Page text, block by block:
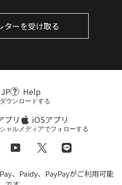
ターを受け取る
ャルメディアでフォローする
YouTube TwitterLINE
JP Help
ウンロードする
プリ iOSアプリ
、Paidy、PayPayがご利用可能